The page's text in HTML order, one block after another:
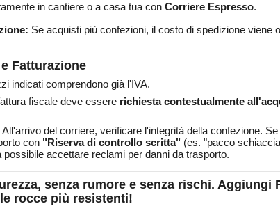
in cantiere o a casa tua con Corriere Espresso.
Se acquisti più confezioni, il costo di spedizione viene
Fatturazione
indicati comprendono già l'IVA.
fiscale deve essere richiesta contestualmente
All'arrivo del corriere, verificare l'integrità della confezione.
con "Riserva di controllo scritta" (es. "pacco
accettare reclami per danni da trasporto.
senza rumore e senza rischi. Aggiungi
rocce più resistenti!